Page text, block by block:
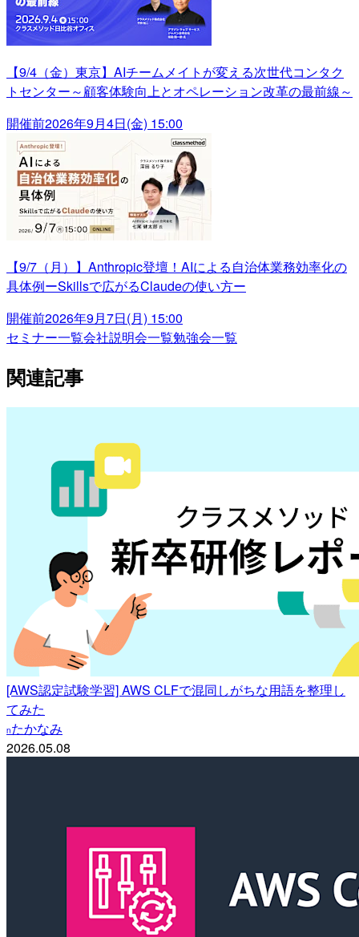
【9/4（金）東京】AIチームメイトが変える次世代コンタク
トセンター～顧客体験向上とオペレーション改革の最前線～
開催前2026年9月4日(金) 15:00
【9/7（月）】Anthropic登壇！AIによる自治体業務効率化の
具体例ーSkillsで広がるClaudeの使い方ー
開催前2026年9月7日(月) 15:00
セミナー一覧会社説明会一覧勉強会一覧
関連記事
[AWS認定試験学習] AWS CLFで混同しがちな用語を整理し
てみた
nたかなみ
2026.05.08